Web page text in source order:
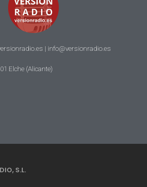
| info@versionradio.es
Elche (Alicante)
S.L.